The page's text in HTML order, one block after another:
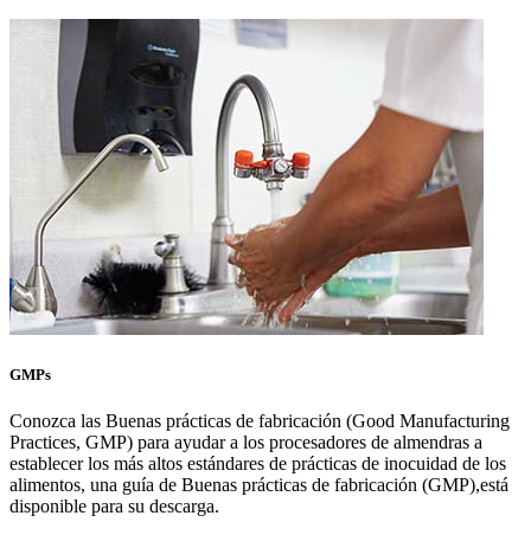
GMPs
Conozca las Buenas prácticas de fabricación (Good Manufacturing
Practices, GMP) para ayudar a los procesadores de almendras a
establecer los más altos estándares de prácticas de inocuidad de los
alimentos, una guía de Buenas prácticas de fabricación (GMP),está
disponible para su descarga.